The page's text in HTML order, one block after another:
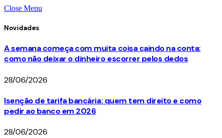
Close Menu
Novidades
A semana começa com muita coisa caindo na conta:
como não deixar o dinheiro escorrer pelos dedos
28/06/2026
Isenção de tarifa bancária: quem tem direito e como
pedir ao banco em 2026
28/06/2026